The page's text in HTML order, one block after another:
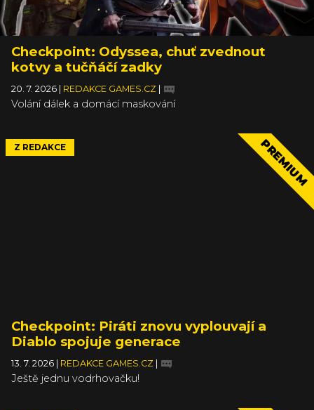
Checkpoint: Odyssea, chuť zvednout
kotvy a tučňáčí zadky
20. 7. 2026 REDAKCE GAMES.CZ
Volání dálek a domácí maskování
Z REDAKCE PREMIUM
Checkpoint: Piráti znovu vyplouvají a
Diablo spojuje generace
13. 7. 2026 REDAKCE GAMES.CZ
Ještě jednu vodrhovačku!